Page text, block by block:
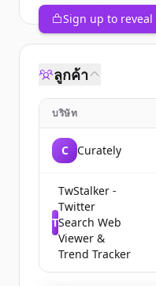
Sign up to reveal
ลูกค้า
บริษัท
C Curately
T
TwStalker -
Twitter
Search Web
Viewer &
Trend Tracker